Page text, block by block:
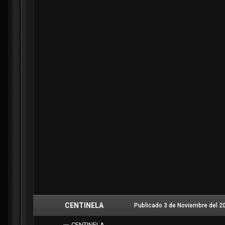
CENTINELA Publicado 3 de Noviembre del